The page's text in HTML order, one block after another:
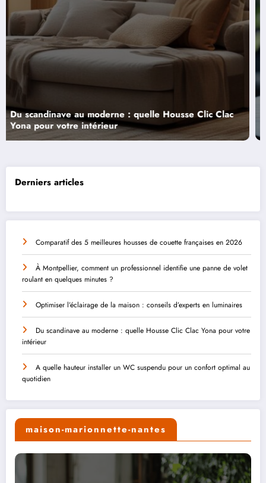
Fontaine a encens : Decoration zen ou source de
pollution ? Le guide pour tout comprendre
Derniers articles
Comparatif des 5 meilleures housses de couette françaises en 2026
À Montpellier, comment un professionnel identifie une panne de volet
roulant en quelques minutes ?
Optimiser l’éclairage de la maison : conseils d’experts en luminaires
Du scandinave au moderne : quelle Housse Clic Clac Yona pour votre
intérieur
A quelle hauteur installer un WC suspendu pour un confort optimal au
quotidien
maison-marionnette-nantes